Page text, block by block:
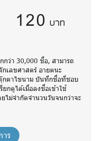
120 บาท
กว่า 30,000 ชื่อ, สามารถ
เลขศาสตร์ อายตนะ
กตาไขนาม บันทึกชื่อที่ชอบ
ยกดูได้เมื่อลงชื่อเข้าใช้
ไม่จำกัดจำนวนวันจนกว่าจะ
าร